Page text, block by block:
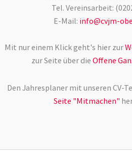
Tel. Vereinsarbeit:
E-Mail: info@cvjm-
Mit nur einem Klick geht's hier zur
zur Seite über die Offene
Den Jahresplaner mit unseren CV-
Seite "Mitmachen"